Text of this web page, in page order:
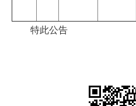
特此公告